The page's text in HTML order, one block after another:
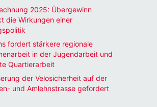
2025: Übergewinn
die Wirkungen einer
fordert stärkere regionale
in der Jugendarbeit und
Quartierarbeit
der Velosicherheit auf der
und Amlehnstrasse gefordert